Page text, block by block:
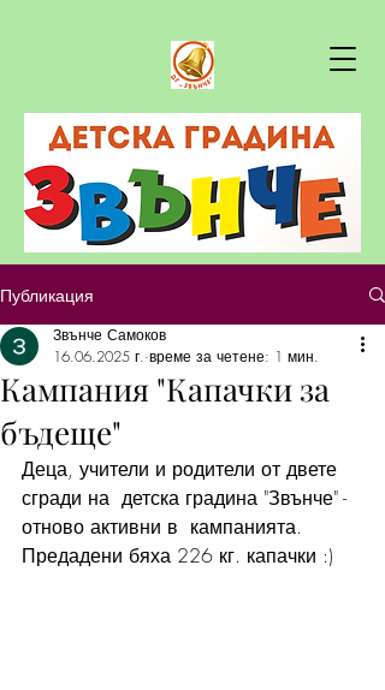
Публикация
Кампания "Капачки за
бъдеще"
Звънче Самоков
16.06.2025 г. време за четене: 1 мин.
Деца, учители и родители от двете
сгради на  детска градина "Звънче" -
отново активни в  кампанията.
Предадени бяха 226 кг. капачки :)